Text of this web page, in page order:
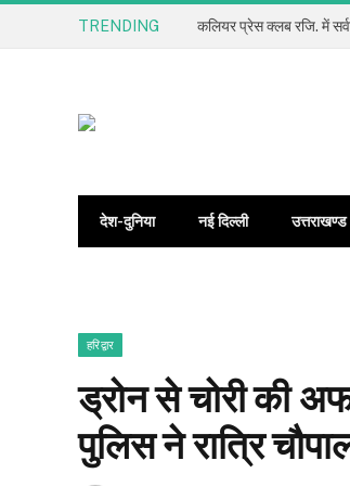
TRENDING
देश-दुनिया नई दिल्ली उत्तराखण्ड
हरिद्वार
ड्रोन से चोरी की
पुलिस ने रात्रि